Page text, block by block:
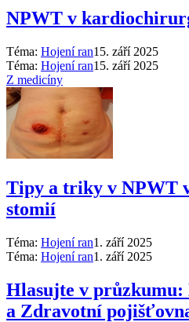
NPWT v
Téma: Hojení ran15. září 2025
Téma: Hojení ran15. září 2025
Z medicíny
Tipy a triky v NPWT
stomií
Téma: Hojení ran1. září 2025
Téma: Hojení ran1. září 2025
Hlasujte v průzkumu:
a Zdravotní